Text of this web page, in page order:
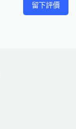
留下評價